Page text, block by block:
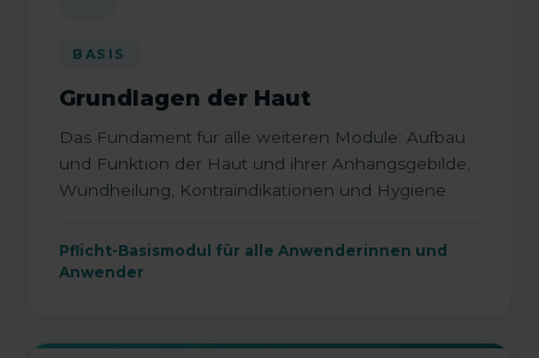
BASIS
Grundlagen der Haut
Das Fundament für alle weiteren Module: Aufbau
und Funktion der Haut und ihrer Anhangsgebilde,
Wundheilung, Kontraindikationen und Hygiene.
Pflicht-Basismodul für alle Anwenderinnen und
Anwender